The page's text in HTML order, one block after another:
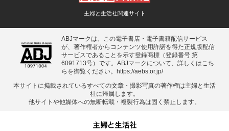
主婦と生活社関連サイト
ABJマークは、この電子書店・電子書籍配信サービス
が、著作権者からコンテンツ使用許諾を得た正規版配信
サービスであることを示す登録商標（登録番号 第
6091713号）です。ABJマークについて、詳しくはこち
らを御覧ください。 https://aebs.or.jp/
本サイトに掲載されているすべての⽂章・撮影写真の著作権は主婦と⽣活
社に帰属します。
他サイトや他媒体への無断転載・複製⾏為は固く禁⽌します。